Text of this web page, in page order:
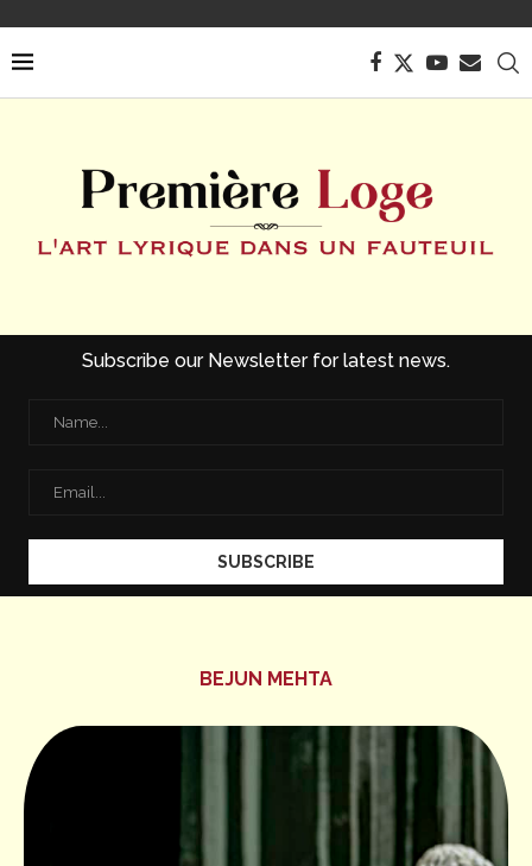
Subscribe our Newsletter for latest news.
BEJUN MEHTA